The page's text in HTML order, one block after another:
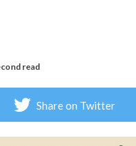
ante posibles lluvias
“Gödeken Corre”
read
Share on Twitter